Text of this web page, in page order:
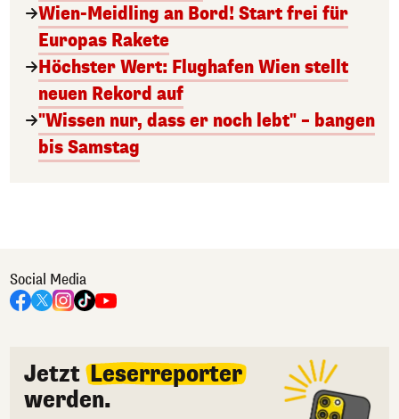
Wien-Meidling an Bord! Start frei für
Europas Rakete
Höchster Wert: Flughafen Wien stellt
neuen Rekord auf
"Wissen nur, dass er noch lebt" – bangen
bis Samstag
Social Media
Jetzt Leserreporter
werden.